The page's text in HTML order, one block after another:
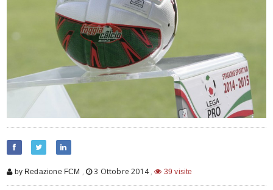
by Redazione FCM , 3 Ottobre 2014, 39 visite